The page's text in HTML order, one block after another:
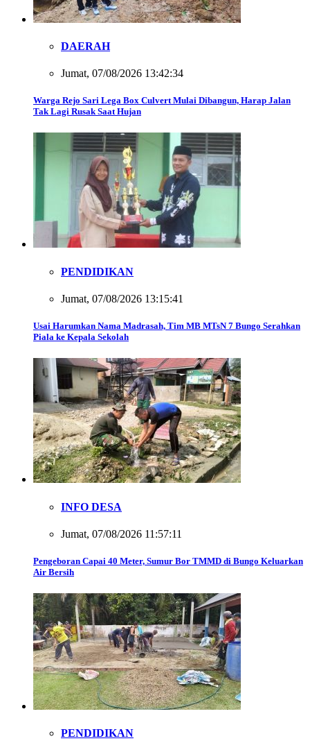
DAERAH
Jumat, 07/08/2026 13:42:34
Warga Rejo Sari Lega Box Culvert Mulai Dibangun, Harap Jalan
Tak Lagi Rusak Saat Hujan
PENDIDIKAN
Jumat, 07/08/2026 13:15:41
Usai Harumkan Nama Madrasah, Tim MB MTsN 7 Bungo Serahkan
Piala ke Kepala Sekolah
INFO DESA
Jumat, 07/08/2026 11:57:11
Pengeboran Capai 40 Meter, Sumur Bor TMMD di Bungo Keluarkan
Air Bersih
PENDIDIKAN